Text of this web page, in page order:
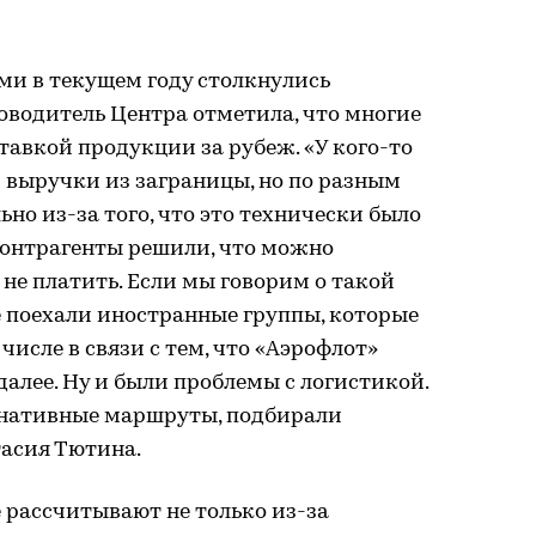
в текущем году столкнулись
Центра отметила, что многие
продукции за рубеж. «У кого-то
из заграницы, но по разным
из-за того, что это технически было
решили, что можно
платить. Если мы говорим о такой
иностранные группы, которые
в связи с тем, что «Аэрофлот»
Ну и были проблемы с логистикой.
маршруты, подбирали
Тютина.
не только из-за